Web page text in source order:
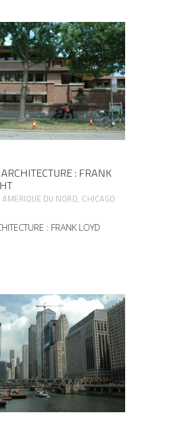
: FRANK
AMERIQUE DU NORD, CHICAGO
: FRANK LOYD